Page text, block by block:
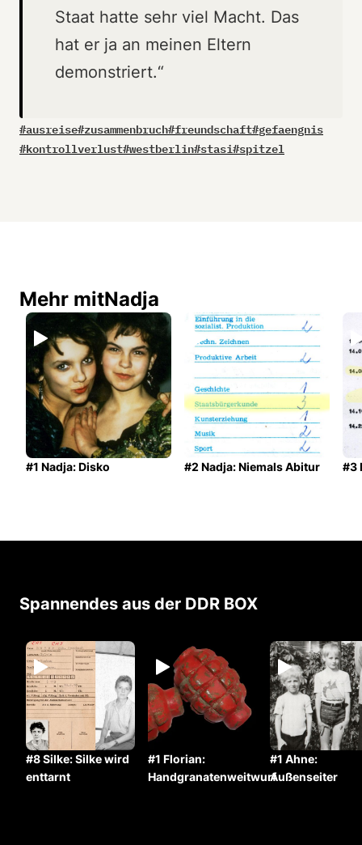
Staat hatte sehr viel Macht. Das
hat er ja an meinen Eltern
demonstriert.“
#ausreise#zusammenbruch#freundschaft#gefaengnis
#kontrollverlust#westberlin#stasi#spitzel
Mehr mitNadja
#1 Nadja: Disko #2 Nadja: Niemals Abitur #3
Spannendes aus der DDR BOX
#8 Silke: Silke wird
enttarnt
#1 Florian:
Handgranatenweitwurf
#1 Ahne:
Außenseiter